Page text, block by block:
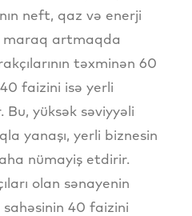
neft, qaz və enerji
maraq artmaqda
təxminən 60
faizini isə yerli
Bu, yüksək səviyyəli
yanaşı, yerli biznesin
nümayiş etdirir.
olan sənayenin
sahəsinin 40 faizini